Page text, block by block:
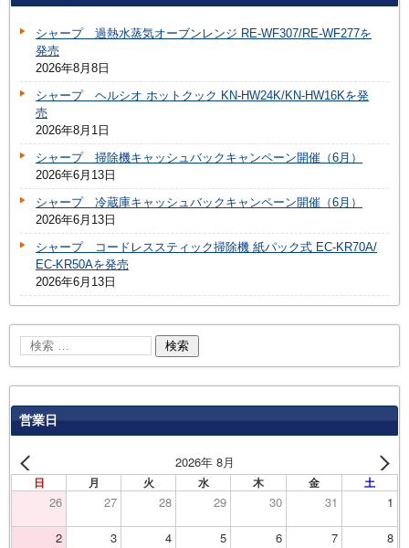
シャープ 過熱水蒸気オーブンレンジ RE-WF307/RE-WF277を
発売
2026年8月8日
シャープ ヘルシオ ホットクック KN-HW24K/KN-HW16Kを発
売
2026年8月1日
シャープ 掃除機キャッシュバックキャンペーン開催（6月）
2026年6月13日
シャープ 冷蔵庫キャッシュバックキャンペーン開催（6月）
2026年6月13日
シャープ コードレススティック掃除機 紙パック式 EC-KR70A/
EC-KR50Aを発売
2026年6月13日
営業日
2026年 8月
日 月 火 水 木 金 土
26 27 28 29 30 31 1
2 3 4 5 6 7 8